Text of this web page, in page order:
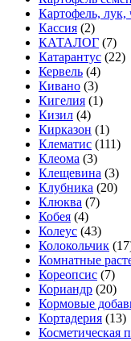
Картофель, лук,
Кассия (2)
КАТАЛОГ (7)
Катарантус (22)
Кервель (4)
Кивано (3)
Кигелия (1)
Кизил (4)
Кирказон (1)
Клематис (111)
Клеома (3)
Клещевина (3)
Клубника (20)
Клюква (7)
Кобея (4)
Колеус (43)
Колокольчик
Комнатные
Кореопсис (7)
Кориандр (20)
Кормовые
Кортадерия (13)
Косметическая